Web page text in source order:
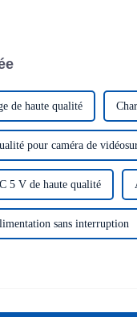
de haute qualité
pour caméra de
5 V de haute qualité
sans interruption